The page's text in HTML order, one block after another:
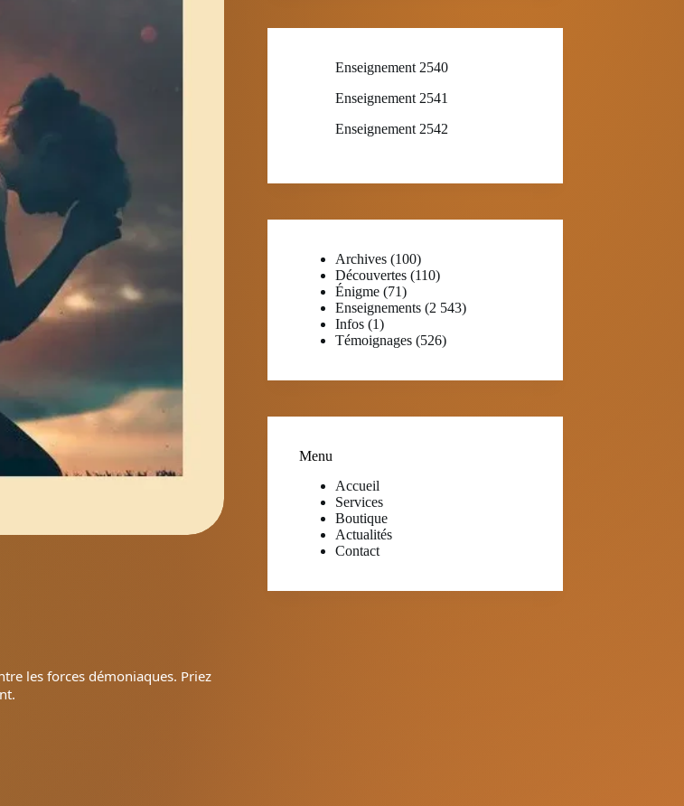
les forces démoniaques. Priez
Enseignement 2540
Enseignement 2541
Enseignement 2542
Archives (100)
Découvertes (110)
Énigme (71)
Enseignements (2 543)
Infos (1)
Témoignages (526)
Menu
Accueil
Services
Boutique
Actualités
Contact